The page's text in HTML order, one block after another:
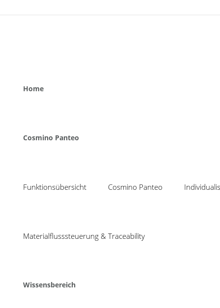
Home
Cosmino Panteo
Funktionsübersicht Cosmino Panteo
Materialflusssteuerung & Traceability
Wissensbereich
11
OEE steigern
wann es sich lohnt
Die